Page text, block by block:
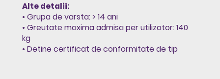
Alte detalii:
• Grupa de varsta: > 14 ani
• Greutate maxima admisa per utilizator: 140
kg
• Detine certificat de conformitate de tip